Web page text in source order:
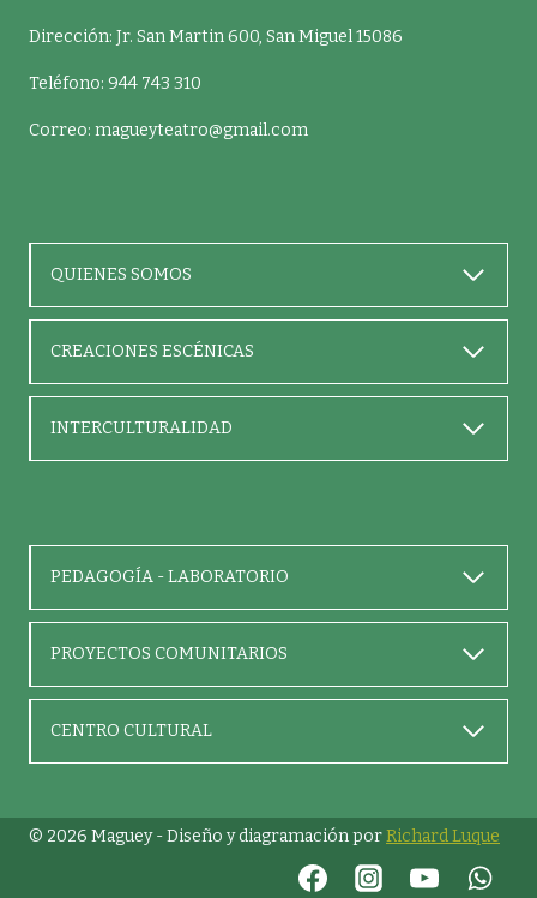
Dirección: Jr. San Martin 600, San Miguel 15086
Teléfono: 944 743 310
Correo: magueyteatro@gmail.com
QUIENES SOMOS
CREACIONES ESCÉNICAS
INTERCULTURALIDAD
PEDAGOGÍA - LABORATORIO
PROYECTOS COMUNITARIOS
CENTRO CULTURAL
© 2026 Maguey - Diseño y diagramación porRichard Luque